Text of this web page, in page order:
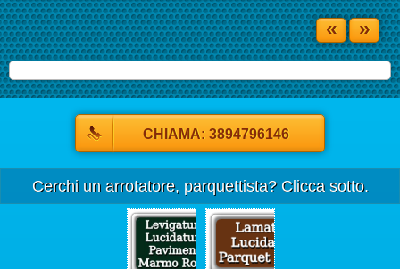
« »
CHIAMA: 3894796146
Cerchi un arrotatore, parquettista? Clicca sotto.